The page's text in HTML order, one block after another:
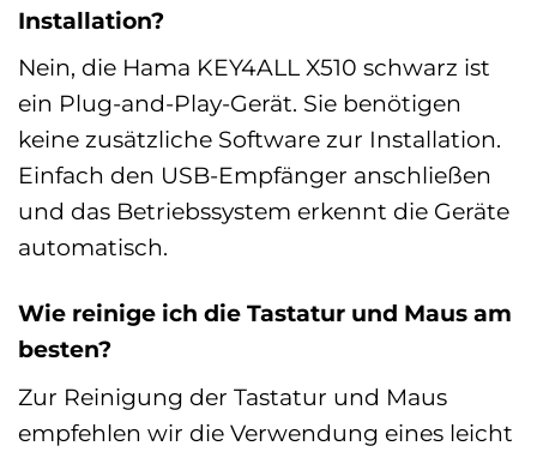
Installation?
Nein, die Hama KEY4ALL X510 schwarz ist
ein Plug-and-Play-Gerät. Sie benötigen
keine zusätzliche Software zur Installation.
Einfach den USB-Empfänger anschließen
und das Betriebssystem erkennt die Geräte
automatisch.
Wie reinige ich die Tastatur und Maus am
besten?
Zur Reinigung der Tastatur und Maus
empfehlen wir die Verwendung eines leicht